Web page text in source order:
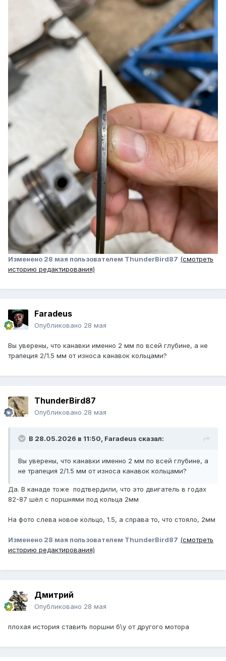
Изменено 28 мая пользователем ThunderBird87 (смотреть
историю редактирования)
Faradeus
Опубликовано 28 мая
Вы уверены, что канавки именно 2 мм по всей глубине, а не
трапеция 2/1.5 мм от износа канавок кольцами?
ThunderBird87
Опубликовано 28 мая
В 28.05.2026 в 11:50, Faradeus сказал:
Вы уверены, что канавки именно 2 мм по всей глубине, а
не трапеция 2/1.5 мм от износа канавок кольцами?
Да. В канаде тоже подтвердили, что это двигатель в годах
82-87 шёл с поршнями под кольца 2мм
На фото слева новое кольцо, 1.5, а справа то, что стояло, 2мм
Изменено 28 мая пользователем ThunderBird87 (смотреть
историю редактирования)
Дмитрий
Опубликовано 28 мая
плохая история ставить поршни б\у от другого мотора